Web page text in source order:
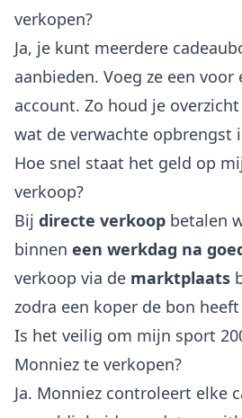
verkopen?
Ja, je kunt meerdere
aanbieden. Voeg ze een voor
account. Zo houd je
wat de verwachte opbrengst
Hoe snel staat het geld op
verkoop?
Bij directe verkoop betalen
binnen een werkdag na
verkoop via de marktplaats
zodra een koper de bon
Is het veilig om mijn sport
Monniez te verkopen?
Ja. Monniez controleert elke